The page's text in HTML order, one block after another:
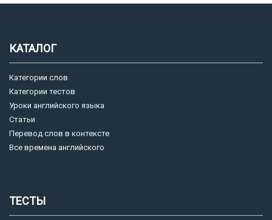
КАТАЛОГ
Категории слов
Категории тестов
Уроки английского языка
Статьи
Перевод слов в контексте
Все времена английского
ТЕСТЫ